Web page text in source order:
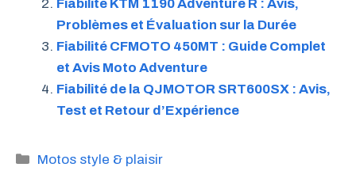
Fiabilité KTM 1190 Adventure R : Avis,
Problèmes et Évaluation sur la Durée
Fiabilité CFMOTO 450MT : Guide Complet
et Avis Moto Adventure
Fiabilité de la QJMOTOR SRT600SX : Avis,
Test et Retour d’Expérience
Catégories
Motos style & plaisir